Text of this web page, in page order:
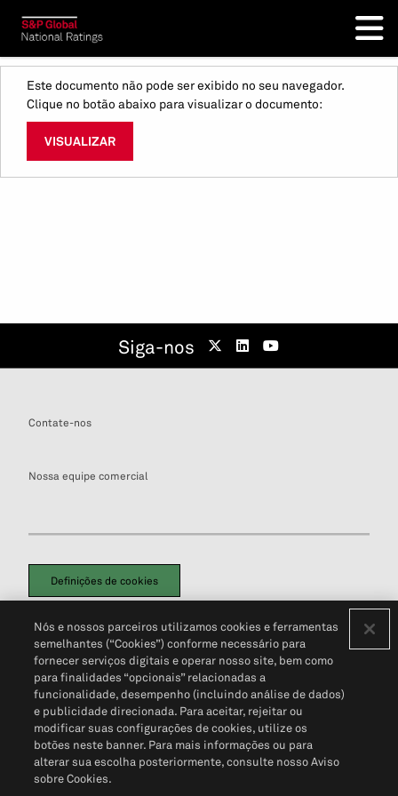
Este documento não pode ser exibido no seu navegador.
Clique no botão abaixo para visualizar o documento:
VISUALIZAR
Siga-nos
Contate-nos
Nossa equipe comercial
Definições de cookies
Política de PrivacidadePortal de privacidade do cliente (em inglês)
Não Venda Minhas Informações Pessoais© 2026 S&P Global
Nós e nossos parceiros utilizamos cookies e ferramentas
semelhantes (“Cookies”) conforme necessário para
fornecer serviços digitais e operar nosso site, bem como
para finalidades “opcionais” relacionadas a
funcionalidade, desempenho (incluindo análise de dados)
e publicidade direcionada. Para aceitar, rejeitar ou
modificar suas configurações de cookies, utilize os
botões neste banner. Para mais informações ou para
alterar sua escolha posteriormente, consulte nosso Aviso
sobre Cookies.